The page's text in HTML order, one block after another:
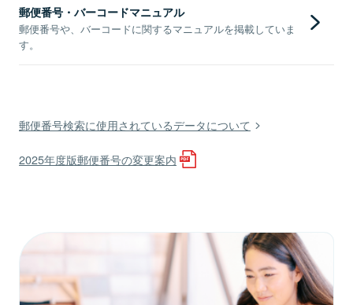
郵便番号・バーコードマニュアル
郵便番号や、バーコードに関するマニュアルを掲載していま
す。
郵便番号検索に使用されているデータについて
2025年度版郵便番号の変更案内